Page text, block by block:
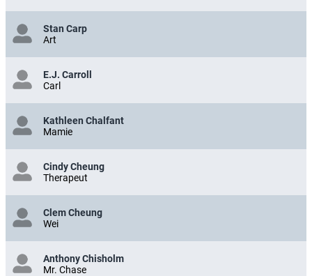
Stan Carp
Art
E.J. Carroll
Carl
Kathleen Chalfant
Mamie
Cindy Cheung
Therapeut
Clem Cheung
Wei
Anthony Chisholm
Mr. Chase